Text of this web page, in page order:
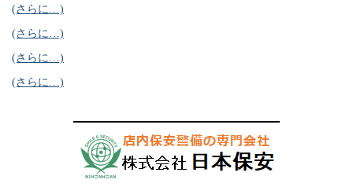
(さらに…)
(さらに…)
(さらに…)
(さらに…)